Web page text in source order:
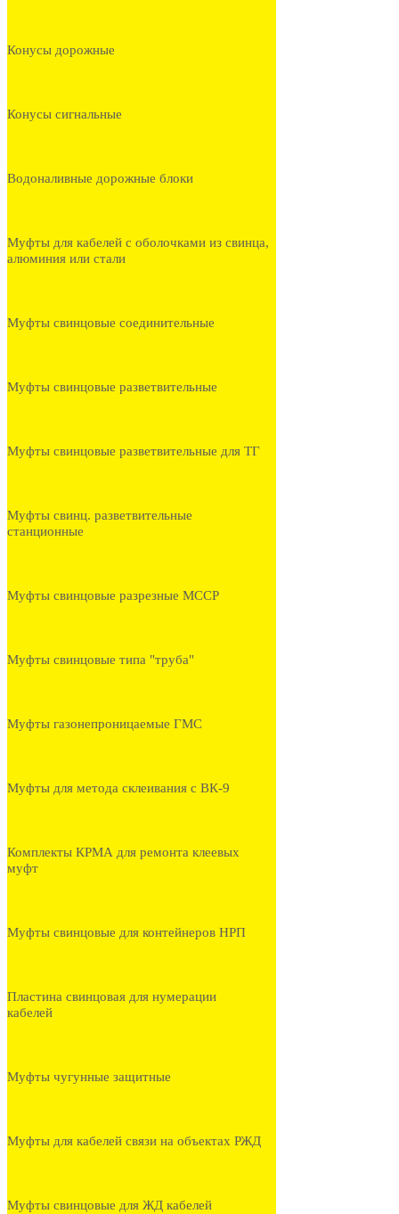
Конусы дорожные
Конусы сигнальные
Водоналивные дорожные блоки
Муфты для кабелей с оболочками из свинца,
алюминия или стали
Муфты свинцовые соединительные
Муфты свинцовые разветвительные
Муфты свинцовые разветвительные для ТГ
Муфты свинц. разветвительные
станционные
Муфты свинцовые разрезные МССР
Муфты свинцовые типа "труба"
Муфты газонепроницаемые ГМС
Муфты для метода склеивания с ВК-9
Комплекты КРМА для ремонта клеевых
муфт
Муфты свинцовые для контейнеров НРП
Пластина свинцовая для нумерации
кабелей
Муфты чугунные защитные
Муфты для кабелей связи на объектах РЖД
Муфты свинцовые для ЖД кабелей